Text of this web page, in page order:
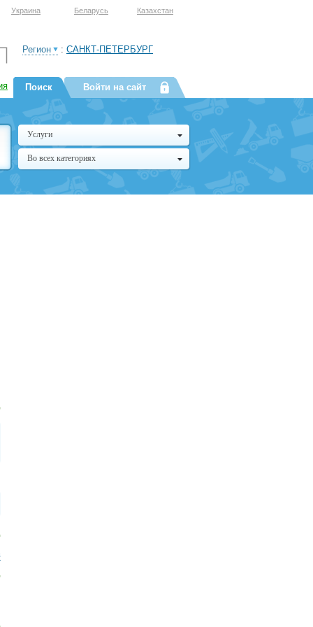
Украина Беларусь Казахстан
Регион : САНКТ-ПЕТЕРБУРГ
Поиск Войти на сайт
Услуги
Во всех категориях